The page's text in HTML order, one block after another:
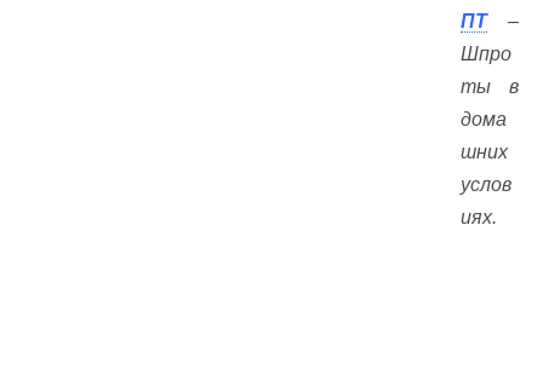
ПТ
–
Шпро
ты в
дома
шних
услов
иях.